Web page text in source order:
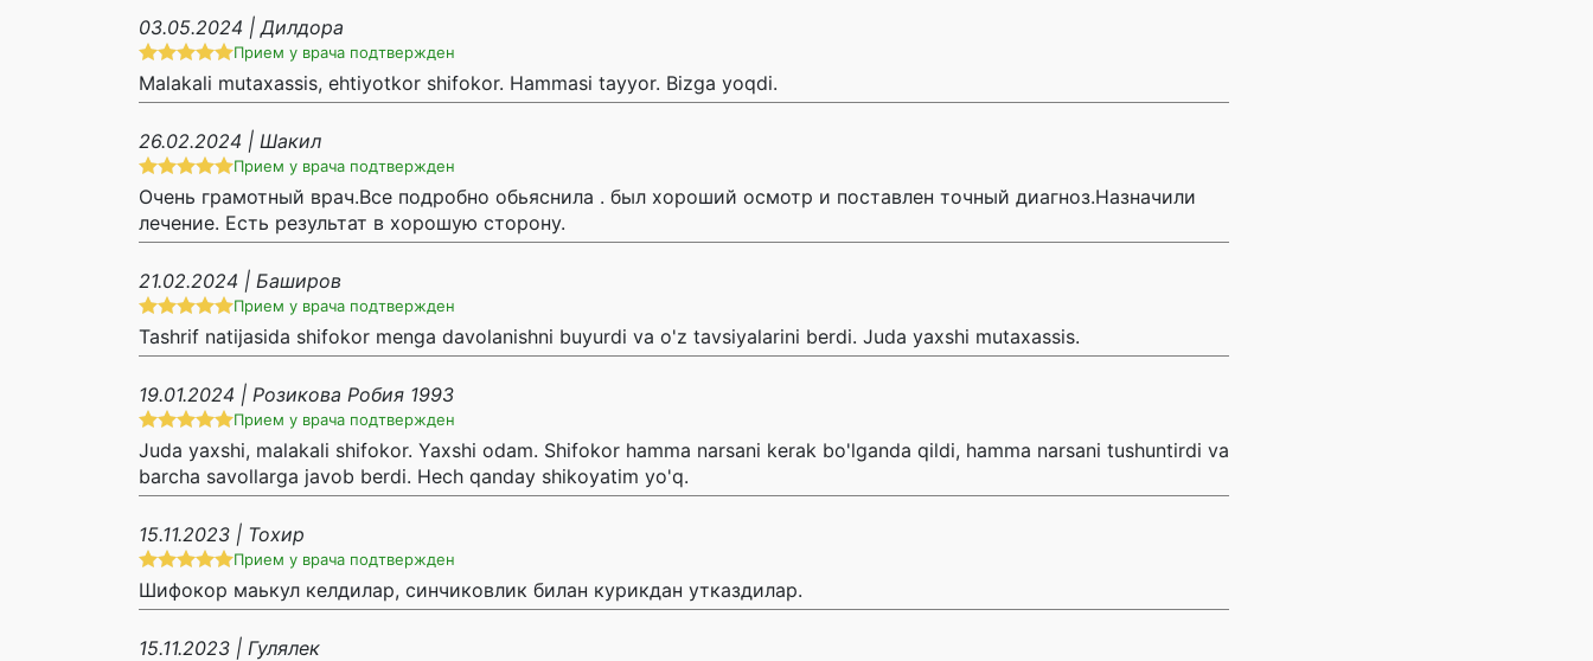
03.05.2024 | Дилдора
Прием у врача подтвержден
Malakali mutaxassis, ehtiyotkor shifokor. Hammasi tayyor. Bizga yoqdi.
26.02.2024 | Шакил
Прием у врача подтвержден
Очень грамотный врач.Все подробно обьяснила . был хороший осмотр и поставлен точный диагноз.Назначили
лечение. Есть результат в хорошую сторону.
21.02.2024 | Баширов
Прием у врача подтвержден
Tashrif natijasida shifokor menga davolanishni buyurdi va o'z tavsiyalarini berdi. Juda yaxshi mutaxassis.
19.01.2024 | Розикова Робия 1993
Прием у врача подтвержден
Juda yaxshi, malakali shifokor. Yaxshi odam. Shifokor hamma narsani kerak bo'lganda qildi, hamma narsani tushuntirdi va
barcha savollarga javob berdi. Hech qanday shikoyatim yo'q.
15.11.2023 | Тохир
Прием у врача подтвержден
Шифокор маькул келдилар, синчиковлик билан курикдан утказдилар.
15.11.2023 | Гулялек